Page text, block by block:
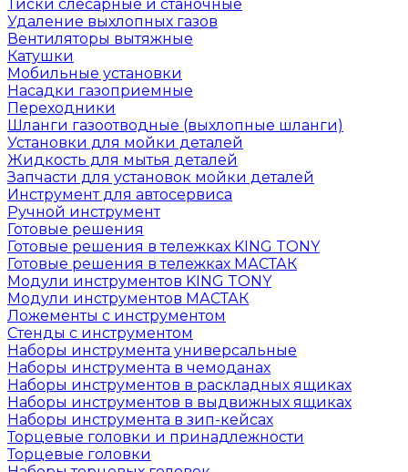
Тиски слесарные и станочные
Удаление выхлопных газов
Вентиляторы вытяжные
Катушки
Мобильные установки
Насадки газоприемные
Переходники
Шланги газоотводные (выхлопные шланги)
Установки для мойки деталей
Жидкость для мытья деталей
Запчасти для установок мойки деталей
Инструмент для автосервиса
Ручной инструмент
Готовые решения
Готовые решения в тележках KING TONY
Готовые решения в тележках МАСТАК
Модули инструментов KING TONY
Модули инструментов МАСТАК
Ложементы с инструментом
Стенды с инструментом
Наборы инструмента универсальные
Наборы инструмента в чемоданах
Наборы инструментов в раскладных ящиках
Наборы инструментов в выдвижных ящиках
Наборы инструмента в зип-кейсах
Торцевые головки и принадлежности
Торцевые головки